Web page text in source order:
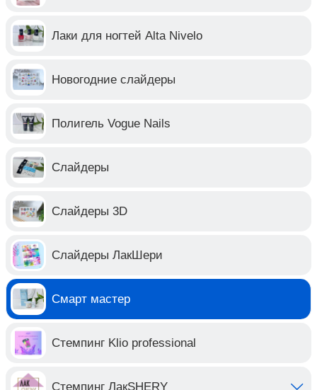
Лаки для ногтей Alta Nivelo
Новогодние слайдеры
Полигель Vogue Nails
Слайдеры
Слайдеры 3D
Слайдеры ЛакШери
Смарт мастер
Стемпинг Klio professional
Стемпинг ЛакSHERY